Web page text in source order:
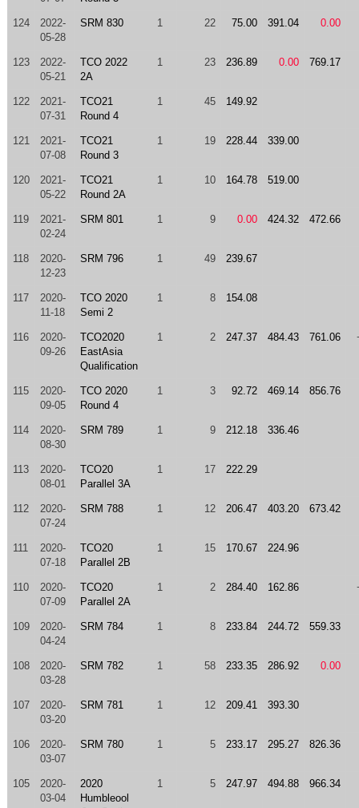
124
2022-
05-28
SRM 830 1 22 75.00 391.04 0.00
123
2022-
05-21
TCO 2022
2A
1 23 236.89 0.00 769.17
122
2021-
07-31
TCO21
Round 4
1 45 149.92
121
2021-
07-08
TCO21
Round 3
1 19 228.44 339.00
120
2021-
05-22
TCO21
Round 2A
1 10 164.78 519.00
119
2021-
02-24
SRM 801 1 9 0.00 424.32 472.66
118
2020-
12-23
SRM 796 1 49 239.67
117
2020-
11-18
TCO 2020
Semi 2
1 8 154.08
116
2020-
09-26
TCO2020
EastAsia
Qualification
1 2 247.37 484.43 761.06
115
2020-
09-05
TCO 2020
Round 4
1 3 92.72 469.14 856.76
114
2020-
08-30
SRM 789 1 9 212.18 336.46
113
2020-
08-01
TCO20
Parallel 3A
1 17 222.29
112
2020-
07-24
SRM 788 1 12 206.47 403.20 673.42
111
2020-
07-18
TCO20
Parallel 2B
1 15 170.67 224.96
110
2020-
07-09
TCO20
Parallel 2A
1 2 284.40 162.86
109
2020-
04-24
SRM 784 1 8 233.84 244.72 559.33
108
2020-
03-28
SRM 782 1 58 233.35 286.92 0.00
107
2020-
03-20
SRM 781 1 12 209.41 393.30
106
2020-
03-07
SRM 780 1 5 233.17 295.27 826.36
105
2020-
03-04
2020
Humbleool
1 5 247.97 494.88 966.34